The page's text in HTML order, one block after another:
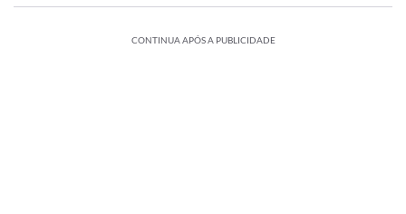
CONTINUA APÓS A PUBLICIDADE